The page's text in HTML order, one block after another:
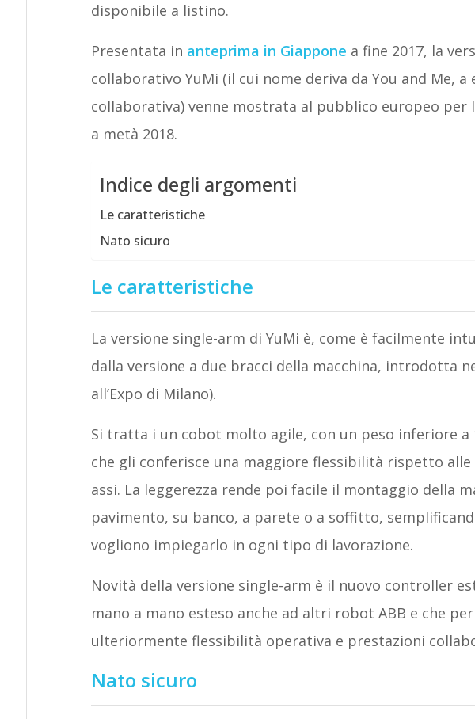
disponibile a listino.
Presentata in anteprima in Giappone a fine 2017, la
collaborativo YuMi (il cui nome deriva da You and Me,
collaborativa) venne mostrata al pubblico europeo per
a metà 2018.
Indice degli argomenti
Le caratteristiche
Nato sicuro
Le caratteristiche
La versione single-arm di YuMi è, come è facilmente
dalla versione a due bracci della macchina, introdotta
all’Expo di Milano).
Si tratta i un cobot molto agile, con un peso inferiore a
che gli conferisce una maggiore flessibilità rispetto alle
assi. La leggerezza rende poi facile il montaggio della
pavimento, su banco, a parete o a soffitto,
vogliono impiegarlo in ogni tipo di lavorazione.
Novità della versione single-arm è il nuovo controller
mano a mano esteso anche ad altri robot ABB e che
ulteriormente flessibilità operativa e prestazioni
Nato sicuro